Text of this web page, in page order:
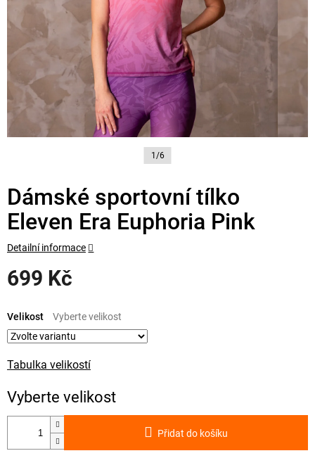
1/6
Dámské sportovní tílko
Eleven Era Euphoria Pink
699 Kč
cena:
Tabulka velikostí
Velikost
Přidat do košíku
Detailní informace